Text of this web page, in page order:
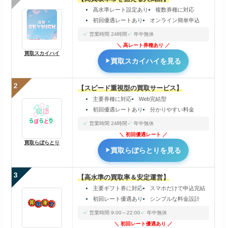
買取スカイハイ
高水準レート設定あり
複数券種に対応
初回優遇レートあり
オンライン簡単申込
営業時間 24時間
年中無休
高レート券種あり
買取スカイハイを見る
2
買取らぼらとり
【スピード重視型の買取サービス】
主要券種に対応
Web完結型
初回優遇レートあり
分かりやすい料金
営業時間 24時間
年中無休
初回優遇レート
買取らぼらとりを見る
3 【高水準の買取率＆安定運営】
主要ギフト券に対応
スマホだけで申込完結
初回レート優遇あり
シンプルな料金設計
営業時間 9:00～22:00
年中無休
初回レート優遇あり